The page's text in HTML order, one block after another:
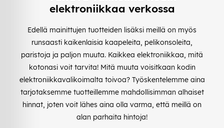
elektroniikkaa verkossa
Edellä mainittujen tuotteiden lisäksi meillä on myös
runsaasti kaikenlaisia kaapeleita, pelikonsoleita,
paristoja ja paljon muuta. Kaikkea elektroniikkaa, mitä
kotonasi voit tarvita! Mitä muuta voisitkaan kodin
elektroniikkavalikoimalta toivoa? Työskentelemme aina
tarjotaksemme tuotteillemme mahdollisimman alhaiset
hinnat, joten voit lähes aina olla varma, että meillä on
alan parhaita hintoja!